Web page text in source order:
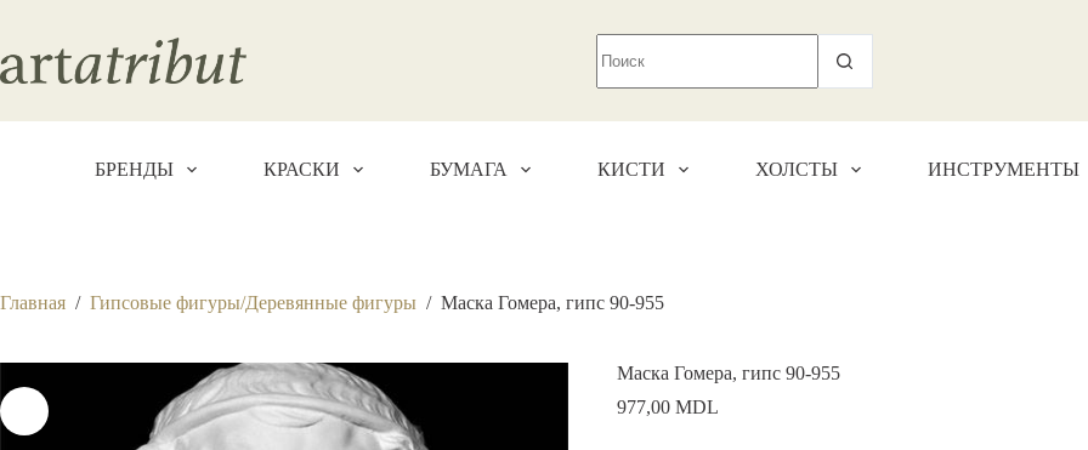
сути
БРЕНДЫ КРАСКИ БУМАГА КИСТИ ХОЛСТЫ ИНСТРУМЕНТЫ
Главная / Гипсовые фигуры/Деревянные фигуры / Маска Гомера, гипс 90-955
Маска Гомера, гипс 90-955
977,00 MDL